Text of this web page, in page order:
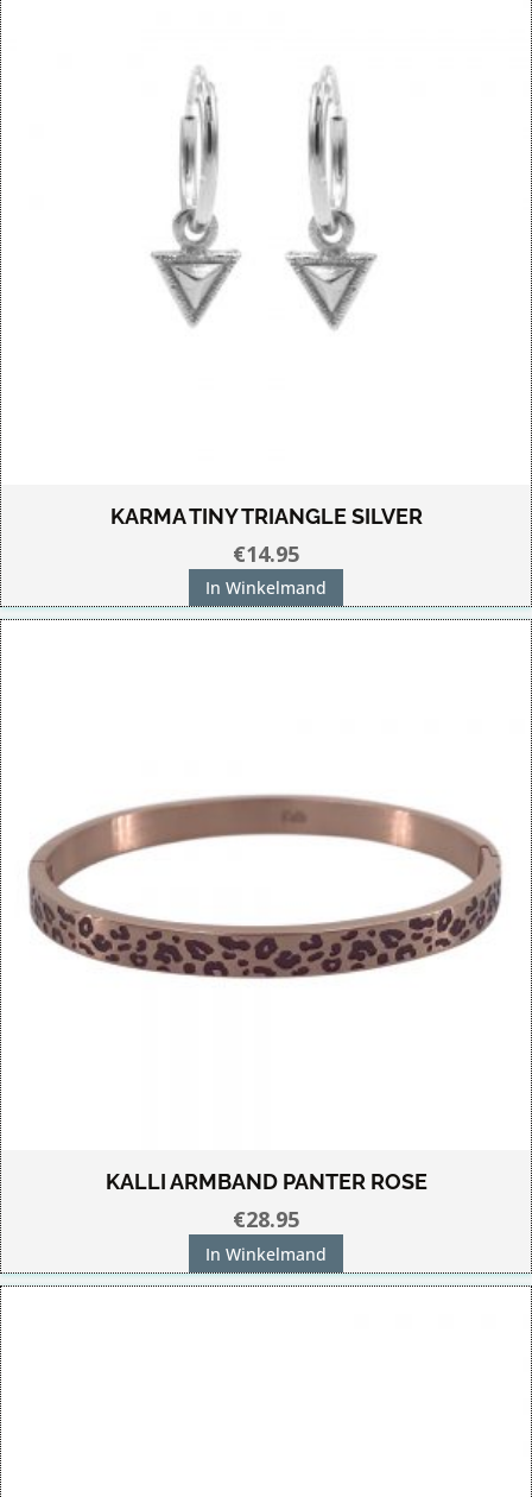
KARMA TINY TRIANGLE SILVER
€14.95
In Winkelmand
KALLI ARMBAND PANTER ROSE
€28.95
In Winkelmand